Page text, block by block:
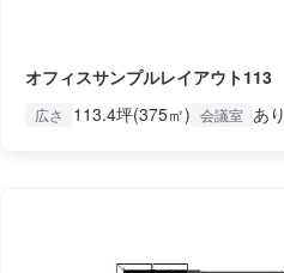
オフィスサンプルレイアウト113
広さ 113.4坪(375㎡) 会議室 あり